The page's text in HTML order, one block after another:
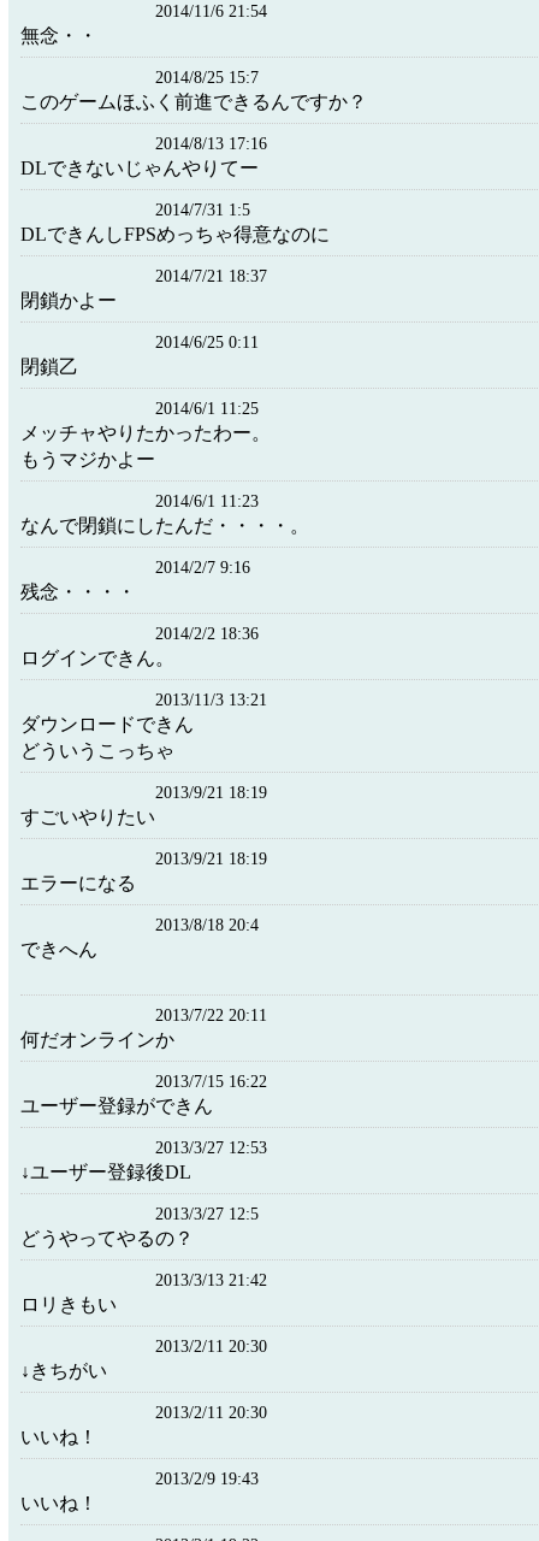
2014/11/6 21:54
無念・・
2014/8/25 15:7
このゲームほふく前進できるんですか？
2014/8/13 17:16
DLできないじゃんやりてー
2014/7/31 1:5
DLできんしFPSめっちゃ得意なのに
2014/7/21 18:37
閉鎖かよー
2014/6/25 0:11
閉鎖乙
2014/6/1 11:25
メッチャやりたかったわー。
もうマジかよー
2014/6/1 11:23
なんで閉鎖にしたんだ・・・・。
2014/2/7 9:16
残念・・・・
2014/2/2 18:36
ログインできん。
2013/11/3 13:21
ダウンロードできん
どういうこっちゃ
2013/9/21 18:19
すごいやりたい
2013/9/21 18:19
エラーになる
2013/8/18 20:4
できへん
2013/7/22 20:11
何だオンラインか
2013/7/15 16:22
ユーザー登録ができん
2013/3/27 12:53
↓ユーザー登録後DL
2013/3/27 12:5
どうやってやるの？
2013/3/13 21:42
ロリきもい
2013/2/11 20:30
↓きちがい
2013/2/11 20:30
いいね！
2013/2/9 19:43
いいね！